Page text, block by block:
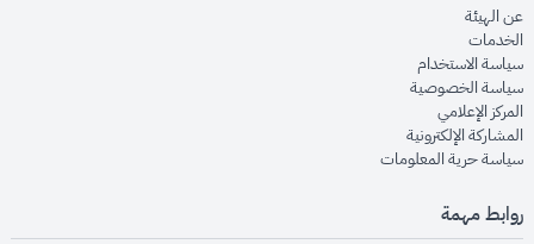
عن الهيئةopens in new window
الخدماتopens in new window
سياسة الاستخدام
سياسة الخصوصيةopens in new window
المركز الإعلاميopens in new window
المشاركة الإلكترونيةopens in new window
سياسة حرية المعلوماتopens in new window
روابط مهمة